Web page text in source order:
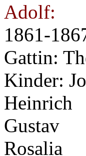
Adolf:
1861-
Gattin:
Kinder:
Heinrich
Gustav
Rosalia